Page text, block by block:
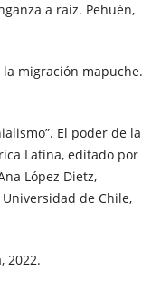
a raíz. Pehuén,
migración mapuche.
El poder de la
Latina, editado por
López Dietz,
de Chile,
2022.